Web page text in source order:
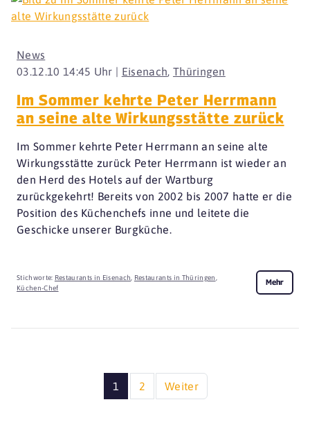
03.12.10 14:45 Uhr | Eisenach, Thüringen
News
Im Sommer kehrte Peter Herrmann
an seine alte Wirkungsstätte zurück
Im Sommer kehrte Peter Herrmann an seine alte
Wirkungsstätte zurück Peter Herrmann ist wieder an
den Herd des Hotels auf der Wartburg
zurückgekehrt! Bereits von 2002 bis 2007 hatte er die
Position des Küchenchefs inne und leitete die
Geschicke unserer Burgküche.
Stichworte: Restaurants in Eisenach Restaurants in Thüringen
Küchen-Chef
Mehr
1 2 Weiter